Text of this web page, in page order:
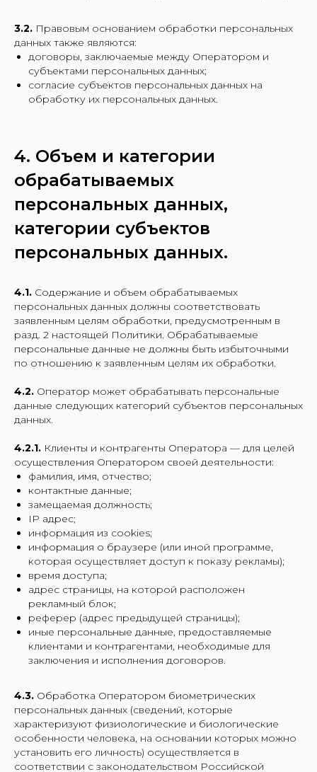
3.2. Правовым основанием обработки персональных
данных также являются:
договоры, заключаемые между Оператором и
субъектами персональных данных;
согласие субъектов персональных данных на
обработку их персональных данных.
4. Объем и категории
обрабатываемых
персональных данных,
категории субъектов
персональных данных.
4.1. Содержание и объем обрабатываемых
персональных данных должны соответствовать
заявленным целям обработки, предусмотренным в
разд. 2 настоящей Политики. Обрабатываемые
персональные данные не должны быть избыточными
по отношению к заявленным целям их обработки.
4.2. Оператор может обрабатывать персональные
данные следующих категорий субъектов персональных
данных.
4.2.1. Клиенты и контрагенты Оператора — для целей
осуществления Оператором своей деятельности:
фамилия, имя, отчество;
контактные данные;
замещаемая должность;
IP адрес;
информация из cookies;
информация о браузере (или иной программе,
которая осуществляет доступ к показу рекламы);
время доступа;
адрес страницы, на которой расположен
рекламный блок;
реферер (адрес предыдущей страницы);
иные персональные данные, предоставляемые
клиентами и контрагентами, необходимые для
заключения и исполнения договоров.
4.3. Обработка Оператором биометрических
персональных данных (сведений, которые
характеризуют физиологические и биологические
особенности человека, на основании которых можно
установить его личность) осуществляется в
соответствии с законодательством Российской